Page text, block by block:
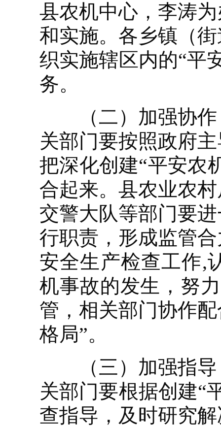
县农机中心，李涛
和实施。各乡镇（
织实施辖区内的“平
务。
（二）加强协作
关部门要按照政府
把深化创建“平安农
合起来。县农业农
交警大队等部门要
行职责，形成监管
安全生产检查工作,
机事故的发生，努
管，相关部门协作
格局”。
（三）加强指导
关部门要根据创建“
查指导，及时研究